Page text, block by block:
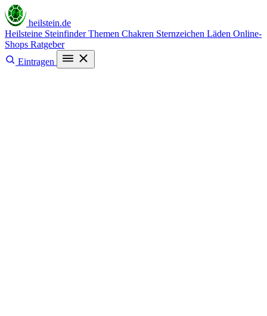
heilstein.de
Heilsteine SteinfinderThemen Chakren Sternzeichen Läden Online-
Shops Ratgeber
Eintragen